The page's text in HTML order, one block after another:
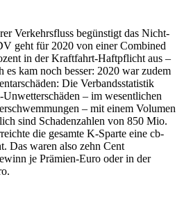
Verkehrsfluss begünstigt das Nicht-
geht für 2020 von einer Combined
in der Kraftfahrt-Haftpflicht aus –
kam noch besser: 2020 war zudem
Die Verbandsstatistik
– im wesentlichen
– mit einem Volumen
sind Schadenzahlen von 850 Mio.
die gesamte K-Sparte eine cb-
Das waren also zehn Cent
je Prämien-Euro oder in der